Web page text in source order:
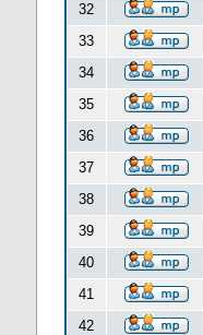
32
33
34
35
36
37
38
39
40
41
42